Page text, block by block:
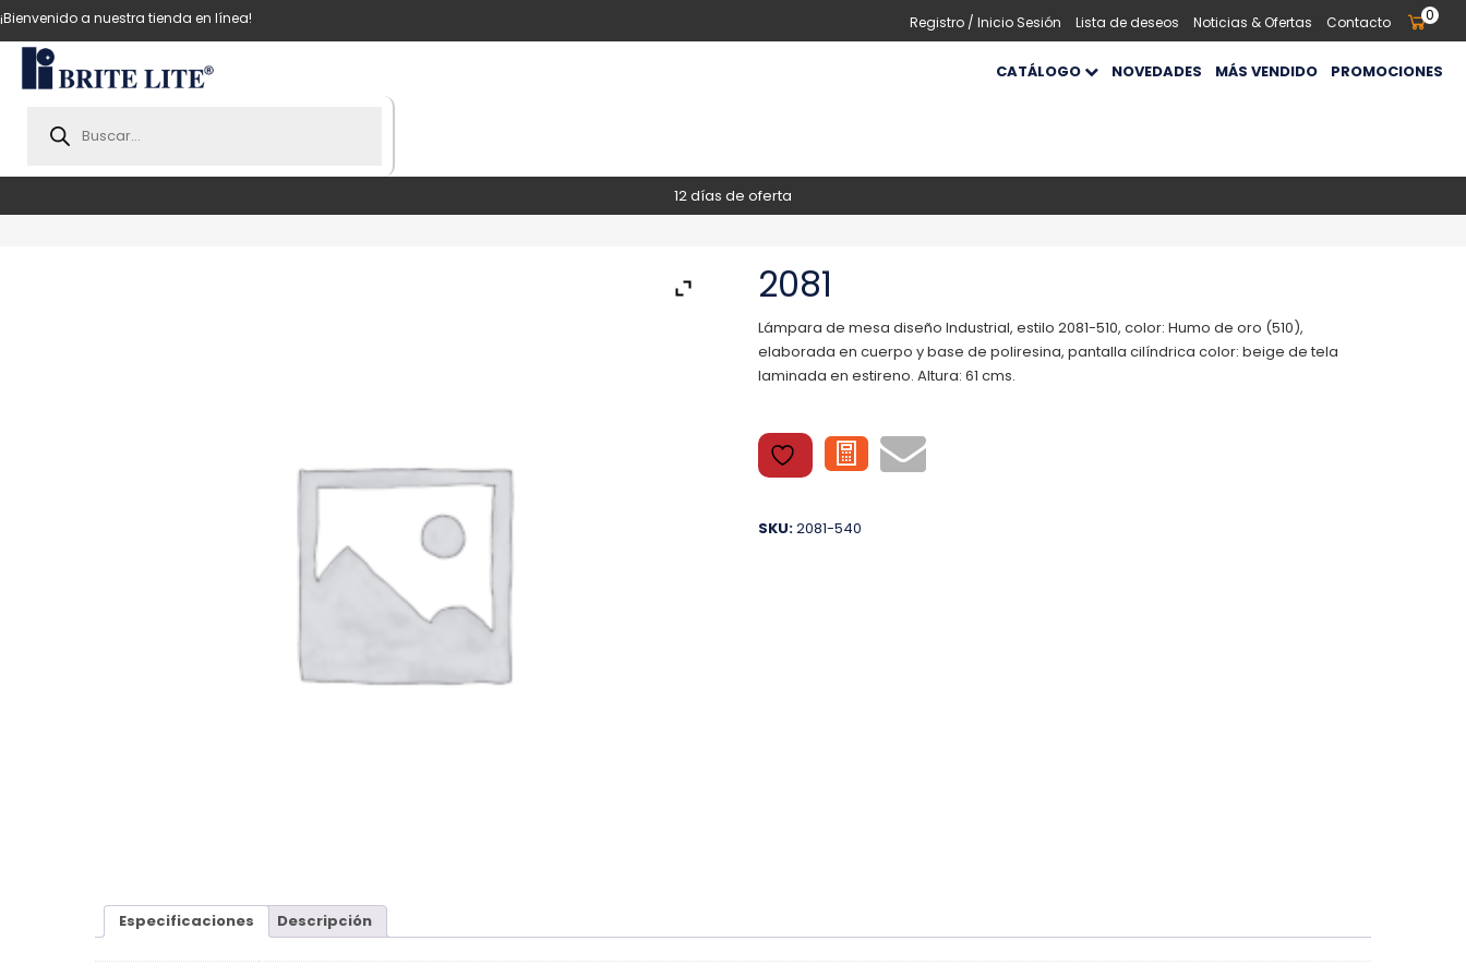
¡Bienvenido a nuestra tienda en línea! Registro / Inicio Sesión Lista de deseos Noticias & Ofertas Contacto 0
search
CATÁLOGO NOVEDADES MÁS VENDIDO PROMOCIONES
12 días de oferta
2081
Lámpara de mesa diseño Industrial, estilo 2081-510, color: Humo de oro (510),
elaborada en cuerpo y base de poliresina, pantalla cilíndrica color: beige de tela
laminada en estireno. Altura: 61 cms.
SKU:2081-540
Especificaciones Descripción